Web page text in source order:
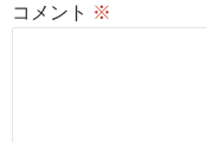
コメント ※